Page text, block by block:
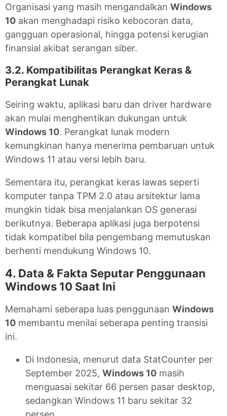
Organisasi yang masih mengandalkan Windows
10 akan menghadapi risiko kebocoran data,
gangguan operasional, hingga potensi kerugian
finansial akibat serangan siber.
3.2. Kompatibilitas Perangkat Keras &
Perangkat Lunak
Seiring waktu, aplikasi baru dan driver hardware
akan mulai menghentikan dukungan untuk
Windows 10. Perangkat lunak modern
kemungkinan hanya menerima pembaruan untuk
Windows 11 atau versi lebih baru.
Sementara itu, perangkat keras lawas seperti
komputer tanpa TPM 2.0 atau arsitektur lama
mungkin tidak bisa menjalankan OS generasi
berikutnya. Beberapa aplikasi juga berpotensi
tidak kompatibel bila pengembang memutuskan
berhenti mendukung Windows 10.
4. Data & Fakta Seputar Penggunaan
Windows 10 Saat Ini
Memahami seberapa luas penggunaan Windows
10 membantu menilai seberapa penting transisi
ini.
Di Indonesia, menurut data StatCounter per
September 2025, Windows 10 masih
menguasai sekitar 66 persen pasar desktop,
sedangkan Windows 11 baru sekitar 32